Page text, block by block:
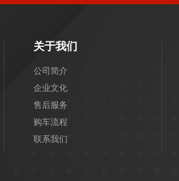
关于我们
公司简介
企业文化
售后服务
购车流程
联系我们